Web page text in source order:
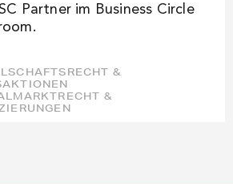
Partner im Business Circle
&
&